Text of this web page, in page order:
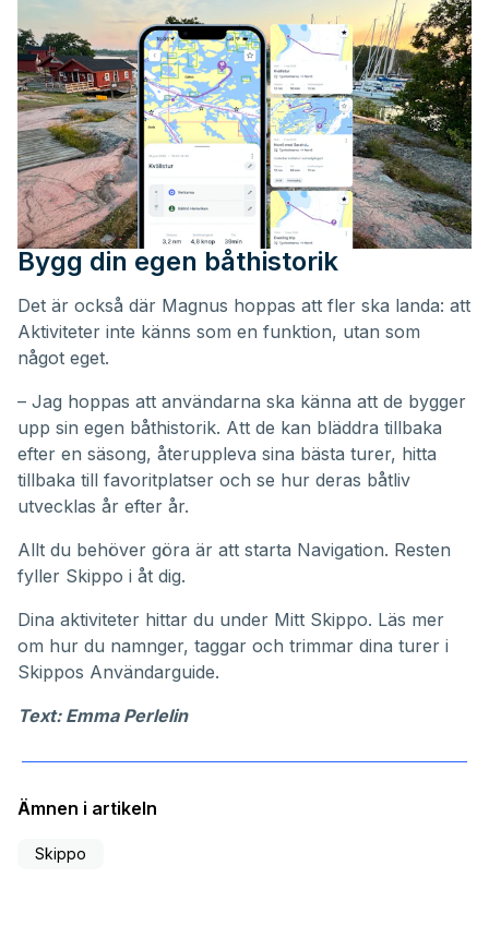
Bygg din egen båthistorik
Det är också där Magnus hoppas att fler ska landa: att
Aktiviteter inte känns som en funktion, utan som
något eget.
– Jag hoppas att användarna ska känna att de bygger
upp sin egen båthistorik. Att de kan bläddra tillbaka
efter en säsong, återuppleva sina bästa turer, hitta
tillbaka till favoritplatser och se hur deras båtliv
utvecklas år efter år.
Allt du behöver göra är att starta Navigation. Resten
fyller Skippo i åt dig.
Dina aktiviteter hittar du under Mitt Skippo. Läs mer
om hur du namnger, taggar och trimmar dina turer i
Skippos Användarguide.
Text: Emma Perlelin
Ämnen i artikeln
Skippo